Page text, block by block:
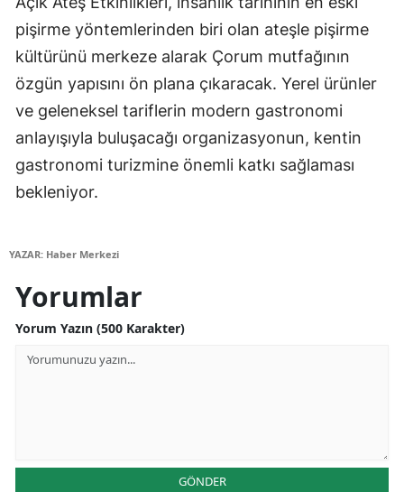
pişirme yöntemlerinden biri olan ateşle pişirme
kültürünü merkeze alarak Çorum mutfağının
özgün yapısını ön plana çıkaracak. Yerel ürünler
ve geleneksel tariflerin modern gastronomi
anlayışıyla buluşacağı organizasyonun, kentin
gastronomi turizmine önemli katkı sağlaması
bekleniyor.
YAZAR: Haber Merkezi
Yorumlar
Yorum Yazın (500 Karakter)
GÖNDER